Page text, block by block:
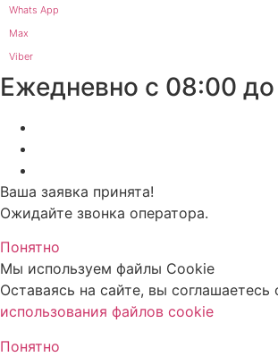
Whats App
Max
Viber
Ежедневно с 08:00
Ваша заявка принята!
Ожидайте звонка оператора.
Понятно
Мы используем файлы Cookie
Оставаясь на сайте, вы соглашаетесь
использования файлов cookie
Понятно